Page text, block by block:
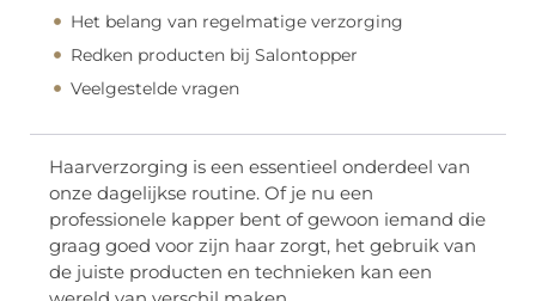
Het belang van regelmatige verzorging
Redken producten bij Salontopper
Veelgestelde vragen
Haarverzorging is een essentieel onderdeel van
onze dagelijkse routine. Of je nu een
professionele kapper bent of gewoon iemand die
graag goed voor zijn haar zorgt, het gebruik van
de juiste producten en technieken kan een